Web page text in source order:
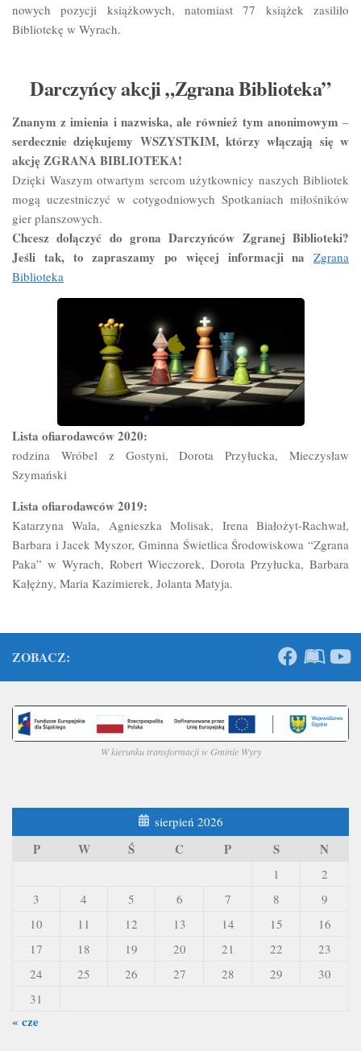
nowych pozycji książkowych, natomiast 77 książek zasiliło
Bibliotekę w Wyrach.
Darczyńcy akcji „Zgrana Biblioteka”
Znanym z imienia i nazwiska, ale również tym anonimowym –
serdecznie dziękujemy WSZYSTKIM, którzy włączają się w
akcję ZGRANA BIBLIOTEKA!
Dzięki Waszym otwartym sercom użytkownicy naszych Bibliotek
mogą uczestniczyć w cotygodniowych Spotkaniach miłośników
gier planszowych.
Chcesz dołączyć do grona Darczyńców Zgranej Biblioteki?
Jeśli tak, to zapraszamy po więcej informacji na Zgrana
Biblioteka
Lista ofiarodawców 2020:
rodzina Wróbel z Gostyni, Dorota Przyłucka, Mieczysław
Szymański
Lista ofiarodawców 2019:
Katarzyna Wala, Agnieszka Molisak, Irena Białożyt-Rachwał,
Barbara i Jacek Myszor, Gminna Świetlica Środowiskowa “Zgrana
Paka” w Wyrach, Robert Wieczorek, Dorota Przyłucka, Barbara
Kałężny, Maria Kazimierek, Jolanta Matyja.
ZOBACZ:
W kierunku transformacji w Gminie Wyry
sierpień 2026
P W Ś C P S N
1
2
3
4 5 6 7 8
9
10
11 12 13 14 15
16
17
18 19 20 21 22
23
24
25 26 27 28 29
30
31
« cze